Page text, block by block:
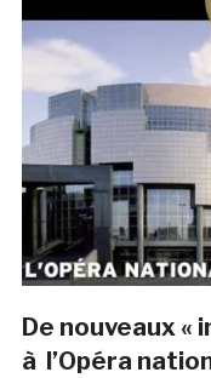
De nouveaux
à l’Opéra